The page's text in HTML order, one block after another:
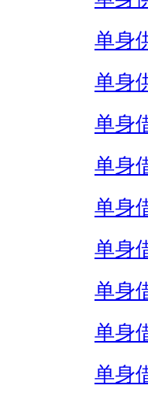
单身
单身
单身
单身
单身
单身
单身
单身
单身